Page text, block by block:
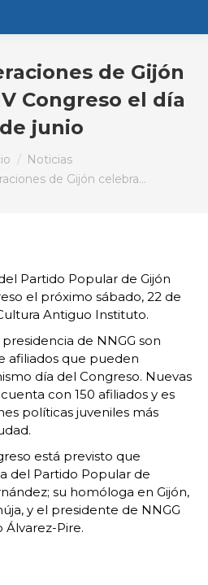
de Gijón
Congreso el día
junio
Noticias
de Gijón celebra…
Partido Popular de Gijón
el próximo sábado, 22 de
Antiguo Instituto.
de NNGG son
afiliados que pueden
día del Congreso. Nuevas
con 150 afiliados y es
políticas juveniles más
está previsto que
del Partido Popular de
su homóloga en Gijón,
y el presidente de NNGG
Álvarez-Pire.